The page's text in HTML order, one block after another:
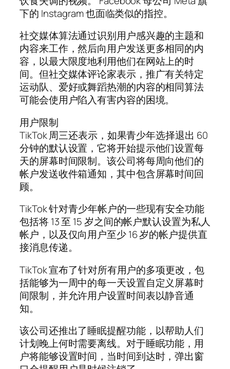
下的 Instagram 也面临类似的指控。
社交媒体算法通过识别用户感兴趣的主题和
内容来工作，然后向用户发送更多相同的内
容，以最大限度地利用他们在网站上的时
间。但社交媒体评论家表示，推广有关特定
运动队、爱好或舞蹈热潮的内容的相同算法
可能会使用户陷入有害内容的困境。
用户限制
TikTok 周三还表示，如果青少年选择退出 60
分钟的默认设置，它将开始提示他们设置每
天的屏幕时间限制。该公司将每周向他们的
帐户发送收件箱通知，其中包含屏幕时间回
顾。
TikTok 针对青少年帐户的一些现有安全功能
包括将 13 至 15 岁之间的帐户默认设置为私人
帐户，以及仅向用户至少 16 岁的帐户提供直
接消息传递。
TikTok 宣布了针对所有用户的多项更改，包
括能够为一周中的每一天设置自定义屏幕时
间限制，并允许用户设置时间表以静音通
知。
该公司还推出了睡眠提醒功能，以帮助人们
计划晚上何时需要离线。对于睡眠功能，用
户将能够设置时间，当时间到达时，弹出窗